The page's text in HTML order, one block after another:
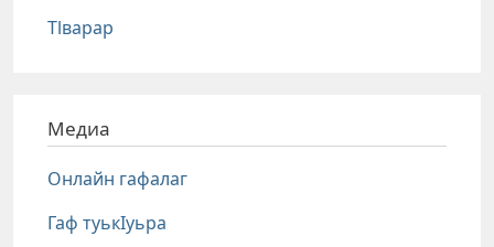
Тlварар
Медиа
Онлайн гафалаг
Гаф туькIуьра